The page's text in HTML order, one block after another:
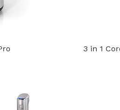
3 in 1